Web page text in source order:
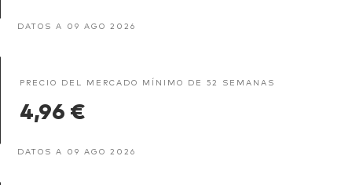
DATOS A 09 AGO 2026
PRECIO DEL MERCADO MÍNIMO DE 52 SEMANAS
4,96 €
DATOS A 09 AGO 2026